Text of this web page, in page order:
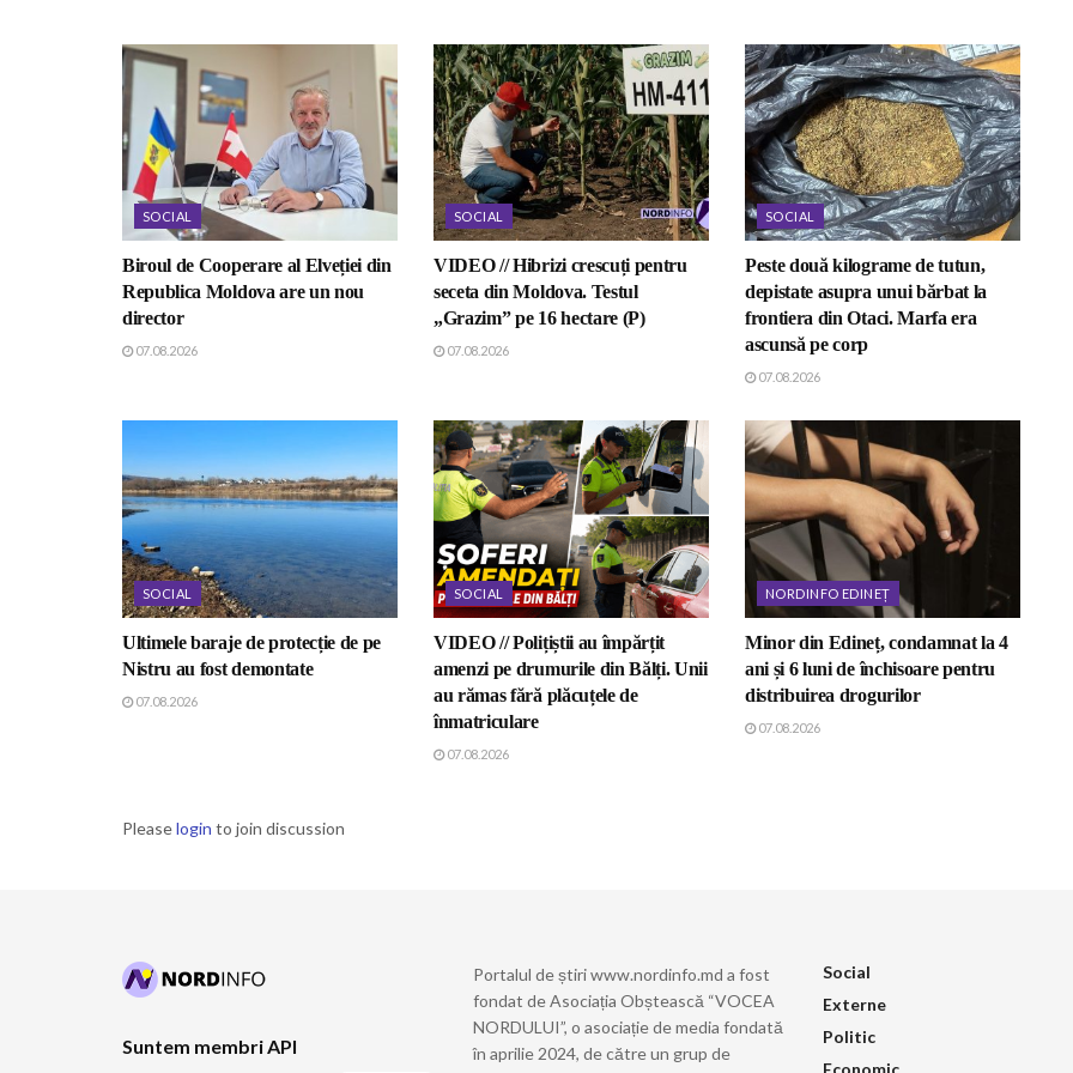
SOCIAL
Biroul de Cooperare al Elveției din
Republica Moldova are un nou
director
07.08.2026
SOCIAL
VIDEO // Hibrizi crescuți pentru
seceta din Moldova. Testul
„Grazim” pe 16 hectare (P)
07.08.2026
SOCIAL
Peste două kilograme de tutun,
depistate asupra unui bărbat la
frontiera din Otaci. Marfa era
ascunsă pe corp
07.08.2026
SOCIAL
Ultimele baraje de protecție de pe
Nistru au fost demontate
07.08.2026
SOCIAL
VIDEO // Polițiștii au împărțit
amenzi pe drumurile din Bălți. Unii
au rămas fără plăcuțele de
înmatriculare
07.08.2026
NORDINFO EDINEȚ
Minor din Edineț, condamnat la 4
ani și 6 luni de închisoare pentru
distribuirea drogurilor
07.08.2026
Pleaselogin to join discussion
Suntem membri API
Portalul de știri www.nordinfo.md a fost
fondat de Asociația Obștească “VOCEA
NORDULUI”, o asociație de media fondată
în aprilie 2024, de către un grup de
Social
Externe
Politic
Economic